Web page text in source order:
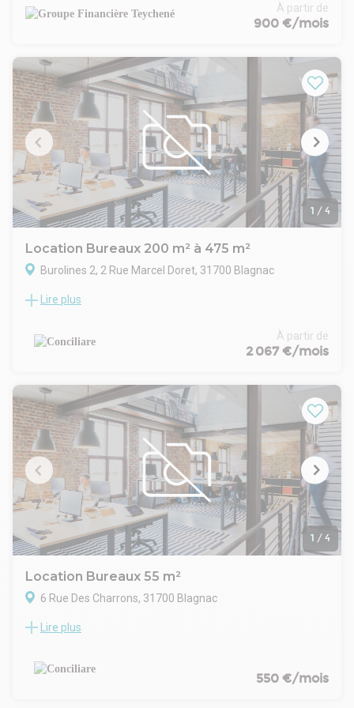
426 m² déjà cloisonnés en bureaux, offrant la possibilité de
division en 3 cellules d'environ 140 m² chacune. Les cloisons
disponible.
Idéalement situé au coeur d'une zone tertiaire dynamique, à
proximité des sièges d'entreprises renommées telles
qu'Airbus, Safran et Thalès, cet emplacement offre un accès
privilégié aux principaux pôles d'activité de la région.
Provision sur charges 1 088,08 €/mois, régularisation
annuelle. Dépôt de garantie 12 780 €. DPE vierge. Les
informations sur les risques auxquels ce bien est exposé
sont disponibles sur le site Géorisques : georisques.gouv.fr.
À partir de
900 €/mois
1 / 4
Location Bureaux 200 m² à 475 m²
Burolines 2, 2 Rue Marcel Doret, 31700 Blagnac
BLAGNAC AEROPORT LOCATION BUREAUX 475m3 -
transports en communs (tram + bus) bureaux à louer d'une
superficie de 475m2 au 4ème étage d'un immeuble tertiaire.
Salle commune au RDC de l'immeuble avec grande cuisine,
espace détente.
Disponible immédiatement, contactez Conciliare Immobilier
pour plus de renseignement: 05 61 44 60 02.
- Type de bail : Commercial
- Durée : 3/6/9 ans
- Préavis : 6 mois
- Fiscalité : TVA
- Indice : ILC
- Indexation : Annuelle, date prise effet
- Dépôt de garantie : 3 mois HT
- Loyers et charges : Mensuels et d'avance
Lire plus
À partir de
2 067 €/mois
1 / 4
Location Bureaux 55 m²
6 Rue Des Charrons, 31700 Blagnac
LOCATION BUREAUX 55M2 BLAGNAC.
Commercial Blagnac, bureaux de 55m2 à louer au premier
étage d'un petit immeuble tertiaire. Les locaux sont en
Lire plus
550 €/mois